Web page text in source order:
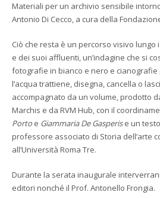
Materiali per un archivio sensibile
Antonio Di Cecco, a cura della
Ciò che resta è un percorso visivo lungo
e dei suoi affluenti, un’indagine che si
fotografie in bianco e nero e cianografie
l’acqua trattiene, disegna, cancella o
accompagnato da un volume, prodotto
Marchis e da RVM Hub, con il
Porto e Giammaria De Gasperise un
professore associato di Storia dell’arte
all’Università Roma Tre.
Durante la serata inaugurale
editori nonché il Prof. Antonello Frongia.